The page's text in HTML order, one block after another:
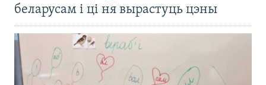
беларусам і ці ня вырастуць цэны